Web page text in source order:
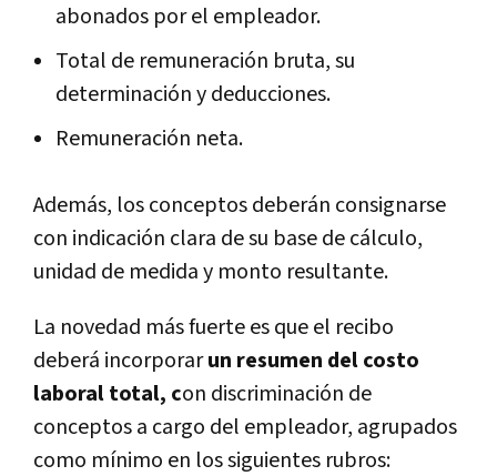
abonados por el empleador.
Total de remuneración bruta, su
determinación y deducciones.
Remuneración neta.
Además, los conceptos deberán consignarse
con indicación clara de su base de cálculo,
unidad de medida y monto resultante.
La novedad más fuerte es que el recibo
deberá incorporarun resumen del costo
laboral total, con discriminación de
conceptos a cargo del empleador, agrupados
como mínimo en los siguientes rubros: